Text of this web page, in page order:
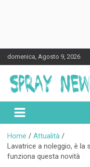
Skip
to
content
domenica, Agosto 9, 2026
Home
Attualità
Lavatrice a noleggio, è la
funziona questa novità